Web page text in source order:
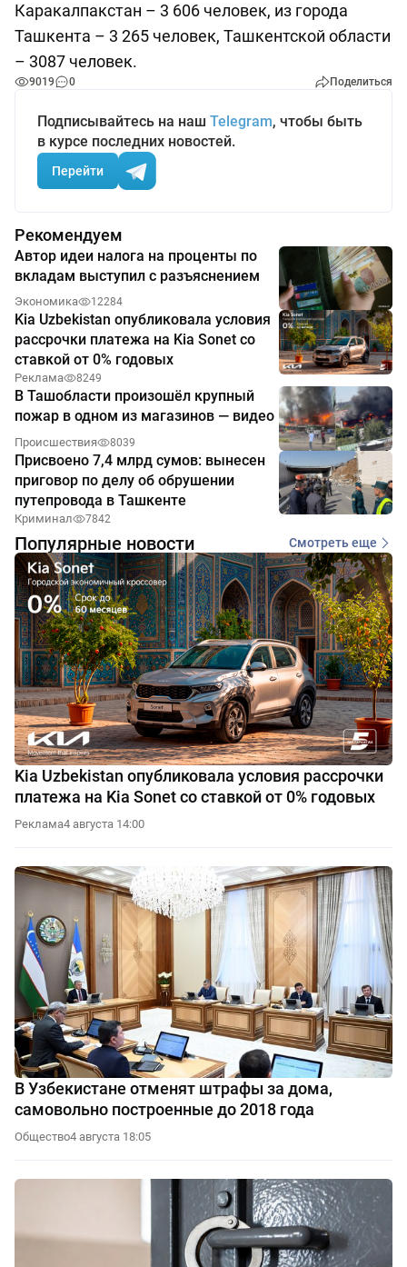
Каракалпакстан – 3 606 человек, из города
Ташкента – 3 265 человек, Ташкентской области
– 3087 человек.
9019 0 Поделиться
Подписывайтесь на наш Telegram, чтобы быть
в курсе последних новостей.
Перейти
Рекомендуем
Автор идеи налога на проценты по
вкладам выступил с разъяснением
Экономика 12284
Kia Uzbekistan опубликовала условия
рассрочки платежа на Kia Sonet со
ставкой от 0% годовых
Реклама 8249
В Ташобласти произошёл крупный
пожар в одном из магазинов — видео
Происшествия 8039
Присвоено 7,4 млрд сумов: вынесен
приговор по делу об обрушении
путепровода в Ташкенте
Криминал 7842
Популярные новости Смотреть еще
Kia Uzbekistan опубликовала условия рассрочки
платежа на Kia Sonet со ставкой от 0% годовых
Реклама4 августа 14:00
В Узбекистане отменят штрафы за дома,
самовольно построенные до 2018 года
Общество4 августа 18:05